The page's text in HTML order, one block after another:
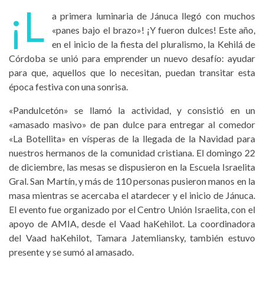
¡L
a primera luminaria de Jánuca llegó con muchos
«panes bajo el brazo»! ¡Y fueron dulces! Este año,
en el inicio de la fiesta del pluralismo, la Kehilá de
Córdoba se unió para emprender un nuevo desafío: ayudar
para que, aquellos que lo necesitan, puedan transitar esta
época festiva con una sonrisa.
«Pandulcetón» se llamó la actividad, y consistió en un
«amasado masivo» de pan dulce para entregar al comedor
«La Botellita» en vísperas de la llegada de la Navidad para
nuestros hermanos de la comunidad cristiana. El domingo 22
de diciembre, las mesas se dispusieron en la Escuela Israelita
Gral. San Martín, y más de 110 personas pusieron manos en la
masa mientras se acercaba el atardecer y el inicio de Jánuca.
El evento fue organizado por el Centro Unión Israelita, con el
apoyo de AMIA, desde el Vaad haKehilot. La coordinadora
del Vaad haKehilot, Tamara Jatemliansky, también estuvo
presente y se sumó al amasado.